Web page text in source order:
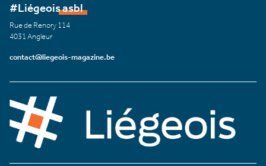
#Liégeois asbl
Rue de Renory 114
4031 Angleur
contact@liegeois-magazine.be